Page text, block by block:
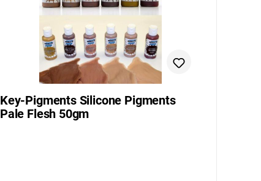
Key-Pigments Silicone Pigments
Pale Flesh 50gm